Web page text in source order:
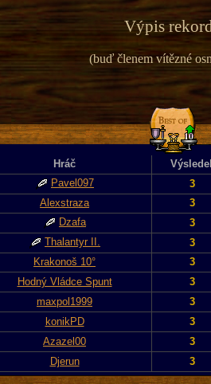
Výpis
(buď členem vítězné
Hráč
Pavel097 3
Alexstraza 3
Dzafa 3
Thalantyr II. 3
Krakonoš 10° 3
Hodný Vládce Spunt 3
maxpol1999 3
konikPD 3
Azazel00 3
Djerun 3